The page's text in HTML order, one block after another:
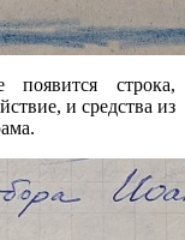
строка,
и средства из